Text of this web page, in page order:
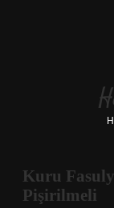
Kuru
Pişirilmeli